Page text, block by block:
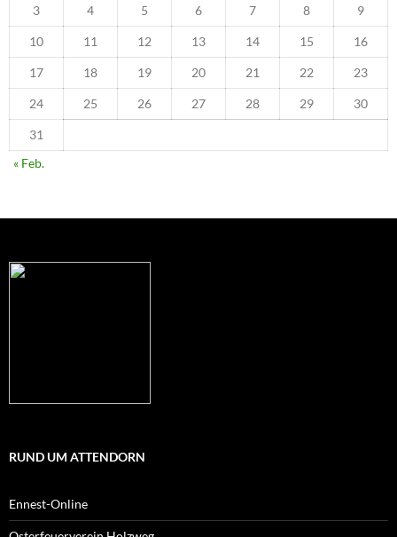
3 4 5 6 7 8 9
10 11 12 13 14 15 16
17 18 19 20 21 22 23
24 25 26 27 28 29 30
31
« Feb.
RUND UM ATTENDORN
Ennest-Online